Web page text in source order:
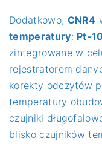
Dodatkowo, CNR4
temperatury: Pt-
zintegrowane w
rejestratorem
korekty odczytów
temperatury
czujniki
blisko czujników